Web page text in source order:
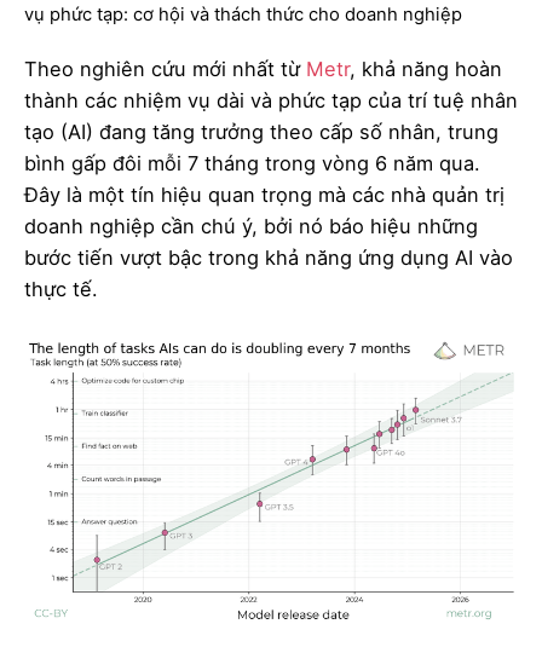
vụ phức tạp: cơ hội và thách thức cho doanh nghiệp
Theo nghiên cứu mới nhất từ Metr, khả năng hoàn
thành các nhiệm vụ dài và phức tạp của trí tuệ nhân
tạo (AI) đang tăng trưởng theo cấp số nhân, trung
bình gấp đôi mỗi 7 tháng trong vòng 6 năm qua.
Đây là một tín hiệu quan trọng mà các nhà quản trị
doanh nghiệp cần chú ý, bởi nó báo hiệu những
bước tiến vượt bậc trong khả năng ứng dụng AI vào
thực tế.